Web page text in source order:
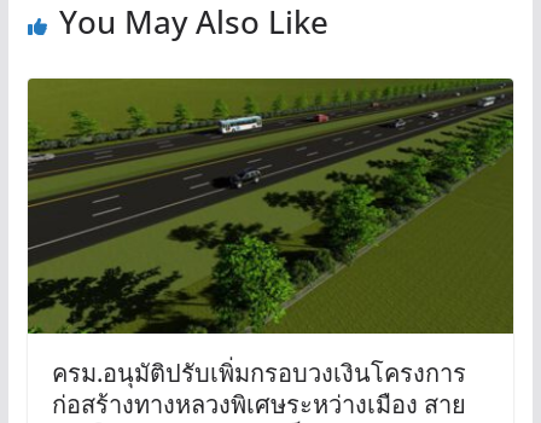
You May Also Like
ครม.อนุมัติปรับเพิ่มกรอบวงเงินโครงการ
ก่อสร้างทางหลวงพิเศษระหว่างเมือง สาย